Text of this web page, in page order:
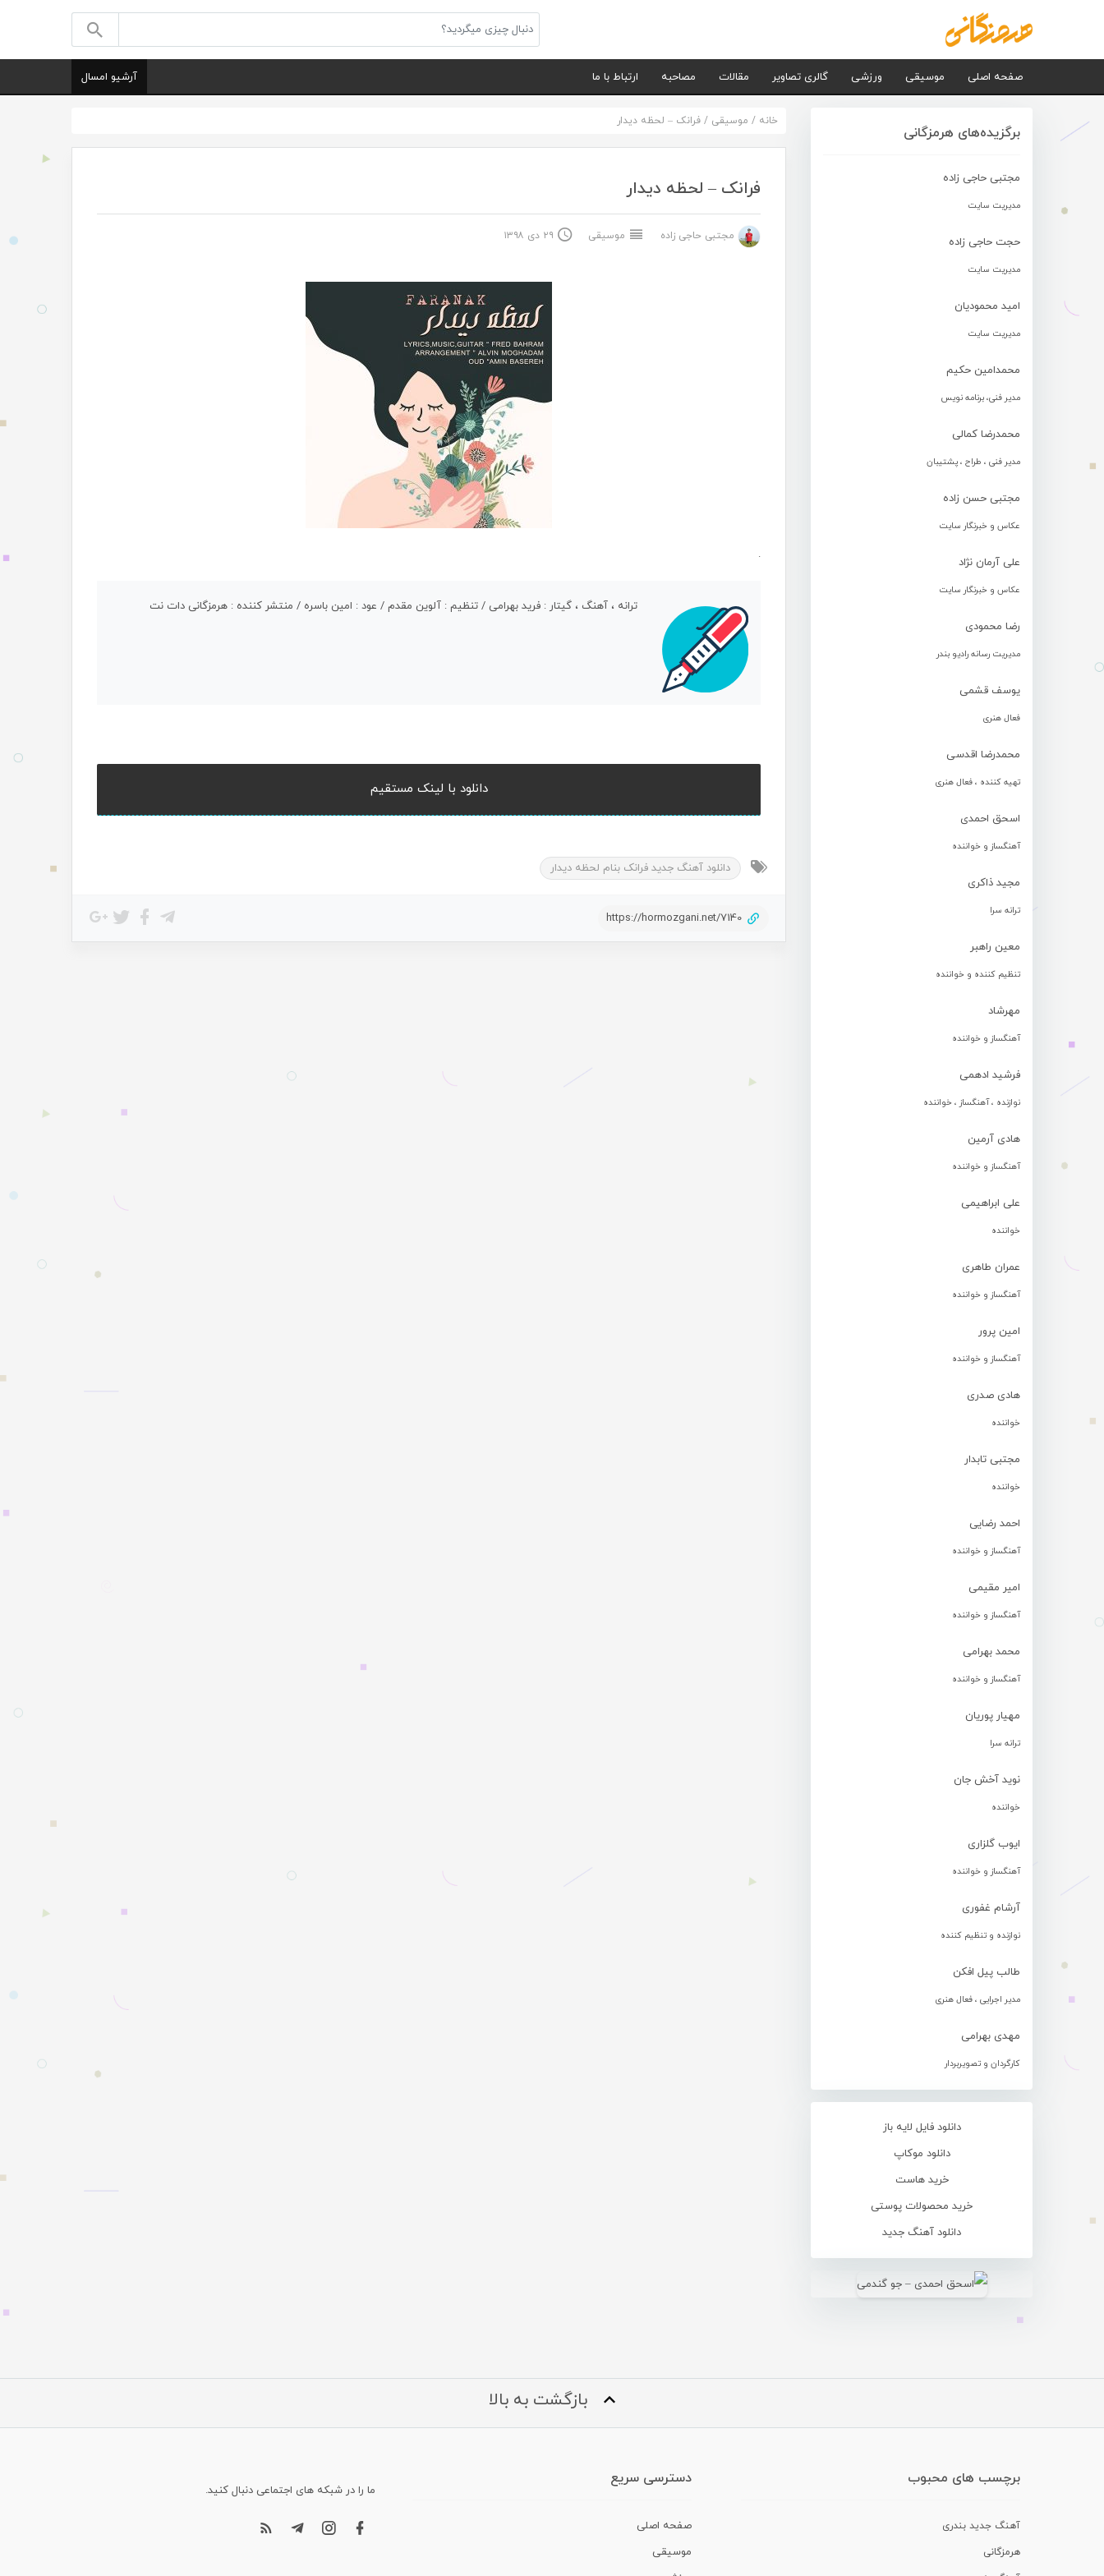
صفحه اصلی موسیقی ورزشی گالری تصاویر مقالات مصاحبه ارتباط با ما آرشیو امسال
برگزیده‌های هرمزگانی
مجتبی حاجی زاده
مدیریت سایت
حجت حاجی زاده
مدیریت سایت
امید محمودیان
مدیریت سایت
محمدامین حکیم
مدیر فنی، برنامه نویس
محمدرضا کمالی
مدیر فنی ، طراح ، پشتیبان
مجتبی حسن زاده
عکاس و خبرنگار سایت
علی آرمان نژاد
عکاس و خبرنگار سایت
رضا محمودی
مدیریت رسانه رادیو بندر
یوسف قشمی
فعال هنری
محمدرضا اقدسی
تهیه کننده ، فعال هنری
اسحق احمدی
آهنگساز و خواننده
مجید ذاکری
ترانه سرا
معین راهبر
تنظیم کننده و خواننده
مهرشاد
آهنگساز و خواننده
فرشید ادهمی
نوازنده ، آهنگساز ، خواننده
هادی آرمین
آهنگساز و خواننده
علی ابراهیمی
خواننده
عمران طاهری
آهنگساز و خواننده
امین پرور
آهنگساز و خواننده
هادی صدری
خواننده
مجتبی تابدار
خواننده
احمد رضایی
آهنگساز و خواننده
امیر مقیمی
آهنگساز و خواننده
محمد بهرامی
آهنگساز و خواننده
مهیار پوریان
ترانه سرا
نوید آخش جان
خواننده
ایوب گلزاری
آهنگساز و خواننده
آرشام غفوری
نوازنده و تنظیم کننده
طالب پیل افکن
مدیر اجرایی ، فعال هنری
مهدی بهرامی
کارگردان و تصویربردار
دانلود فایل لایه باز
دانلود موکاپ
خرید هاست
خرید محصولات پوستی
دانلود آهنگ جدید
خانه / موسیقی / فرانک – لحظه دیدار
فرانک – لحظه دیدار
مجتبی حاجی زاده موسیقی ۲۹ دی ۱۳۹۸
.
ترانه ، آهنگ ، گیتار : فرید بهرامی / تنظیم : آلوین مقدم / عود : امین باسره / منتشر کننده : هرمزگانی دات نت
دانلود با لینک مستقیم
دانلود آهنگ جدید فرانک بنام لحظه دیدار
https://hormozgani.net/7140
بازگشت به بالا
برچسب های محبوب
آهنگ جدید بندری
هرمزگانی
دسترسی سریع
صفحه اصلی
موسیقی
ما را در شبکه های اجتماعی دنبال کنید.